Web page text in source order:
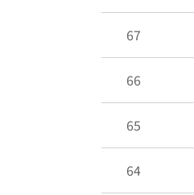
67
66
65
64